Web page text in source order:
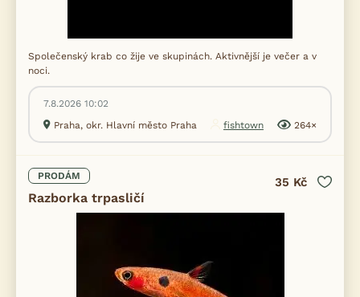
Společenský krab co žije ve skupinách. Aktivnější je večer a v
noci.
7.8.2026 10:02
Praha, okr. Hlavní město Praha
fishtown 264×
PRODÁM
Razborka trpasličí
35 Kč